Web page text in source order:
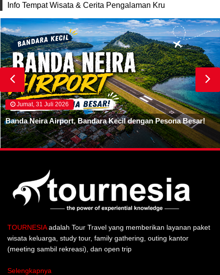
Info Tempat Wisata & Cerita Pengalaman Kru
Jumat, 31 Juli 2026
Banda Neira Airport, Bandara Kecil dengan Pesona Besar!
TOURNESIAadalah Tour Travel yang memberikan layanan paket
wisata keluarga, study tour, family gathering, outing kantor
(meeting sambil rekreasi), dan open trip
Selengkapnya